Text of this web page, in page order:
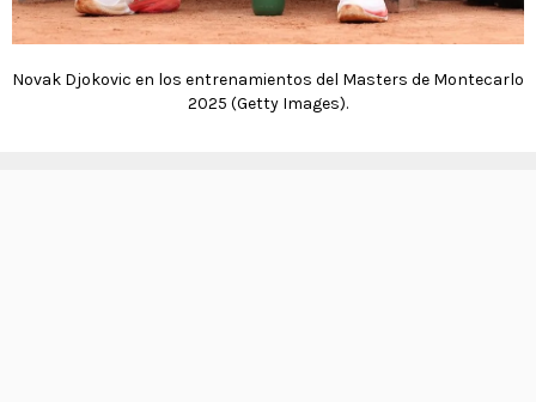
Novak Djokovic en los entrenamientos del Masters de Montecarlo
2025 (Getty Images).